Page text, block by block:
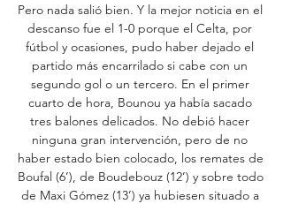
Pero nada salió bien. Y la mejor noticia en el
descanso fue el 1-0 porque el Celta, por
fútbol y ocasiones, pudo haber dejado el
partido más encarrilado si cabe con un
segundo gol o un tercero. En el primer
cuarto de hora, Bounou ya había sacado
tres balones delicados. No debió hacer
ninguna gran intervención, pero de no
haber estado bien colocado, los remates de
Boufal (6’), de Boudebouz (12’) y sobre todo
de Maxi Gómez (13’) ya hubiesen situado a